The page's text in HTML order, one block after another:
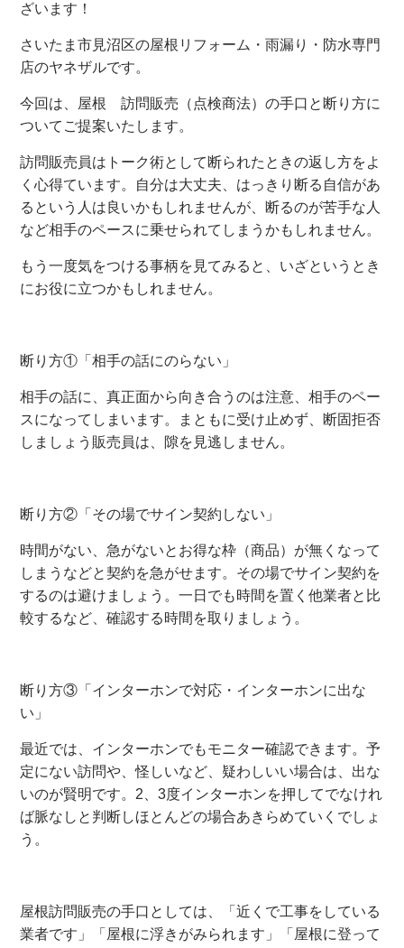
ざいます！
さいたま市見沼区の屋根リフォーム・雨漏り・防水専門
店のヤネザルです。
今回は、屋根 訪問販売（点検商法）の手口と断り方に
ついてご提案いたします。
訪問販売員はトーク術として断られたときの返し方をよ
く心得ています。自分は大丈夫、はっきり断る自信があ
るという人は良いかもしれませんが、断るのが苦手な人
など相手のペースに乗せられてしまうかもしれません。
もう一度気をつける事柄を見てみると、いざというとき
にお役に立つかもしれません。
断り方①「相手の話にのらない」
相手の話に、真正面から向き合うのは注意、相手のペー
スになってしまいます。まともに受け止めず、断固拒否
しましょう販売員は、隙を見逃しません。
断り方②「その場でサイン契約しない」
時間がない、急がないとお得な枠（商品）が無くなって
しまうなどと契約を急がせます。その場でサイン契約を
するのは避けましょう。一日でも時間を置く他業者と比
較するなど、確認する時間を取りましょう。
断り方③「インターホンで対応・インターホンに出な
い」
最近では、インターホンでもモニター確認できます。予
定にない訪問や、怪しいなど、疑わしいい場合は、出な
いのが賢明です。2、3度インターホンを押してでなけれ
ば脈なしと判断しほとんどの場合あきらめていくでしょ
う。
屋根訪問販売の手口としては、「近くで工事をしている
業者です」「屋根に浮きがみられます」「屋根に登って